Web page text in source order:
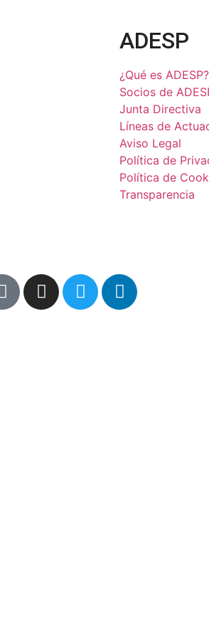
ADESP
¿Qué es ADESP?
Socios de
Junta Directiva
Líneas de
Aviso Legal
Política de
Política de
Transparencia